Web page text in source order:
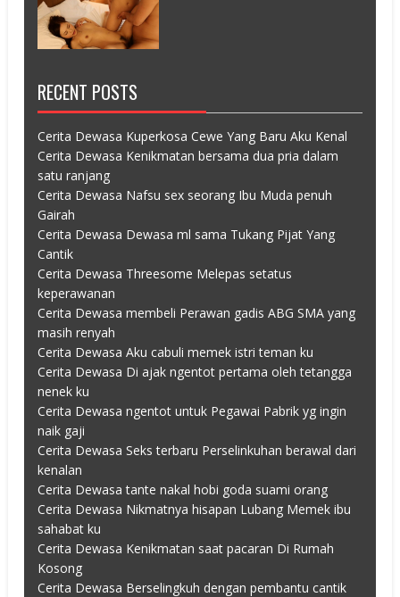
RECENT POSTS
Cerita Dewasa Kuperkosa Cewe Yang Baru Aku Kenal
Cerita Dewasa Kenikmatan bersama dua pria dalam
satu ranjang
Cerita Dewasa Nafsu sex seorang Ibu Muda penuh
Gairah
Cerita Dewasa Dewasa ml sama Tukang Pijat Yang
Cantik
Cerita Dewasa Threesome Melepas setatus
keperawanan
Cerita Dewasa membeli Perawan gadis ABG SMA yang
masih renyah
Cerita Dewasa Aku cabuli memek istri teman ku
Cerita Dewasa Di ajak ngentot pertama oleh tetangga
nenek ku
Cerita Dewasa ngentot untuk Pegawai Pabrik yg ingin
naik gaji
Cerita Dewasa Seks terbaru Perselinkuhan berawal dari
kenalan
Cerita Dewasa tante nakal hobi goda suami orang
Cerita Dewasa Nikmatnya hisapan Lubang Memek ibu
sahabat ku
Cerita Dewasa Kenikmatan saat pacaran Di Rumah
Kosong
Cerita Dewasa Berselingkuh dengan pembantu cantik